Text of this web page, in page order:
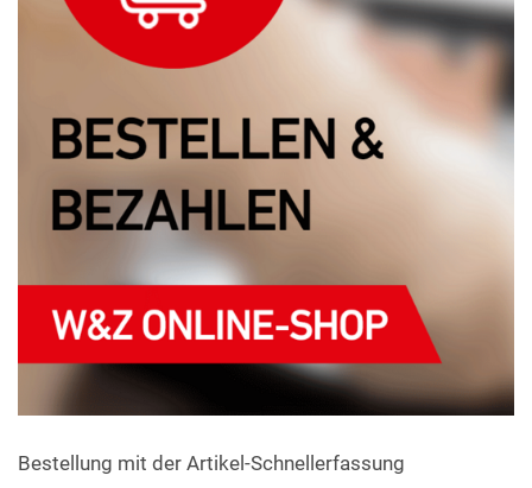
Bestellung mit der Artikel-Schnellerfassung